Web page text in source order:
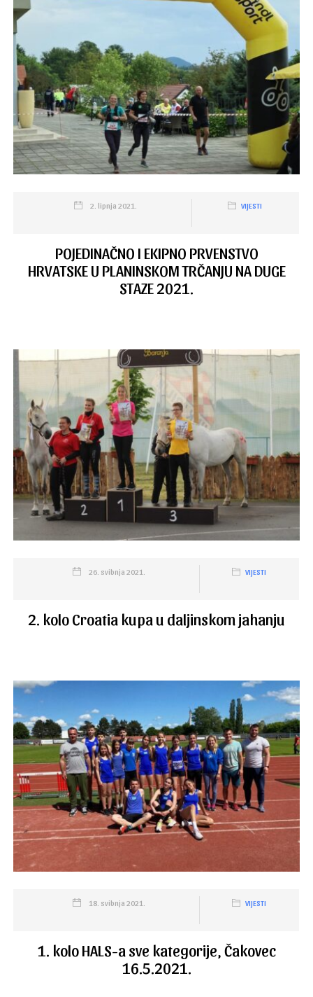
2. lipnja 2021. VIJESTI
POJEDINAČNO I EKIPNO PRVENSTVO
HRVATSKE U PLANINSKOM TRČANJU NA DUGE
STAZE 2021.
26. svibnja 2021. VIJESTI
2. kolo Croatia kupa u daljinskom jahanju
18. svibnja 2021. VIJESTI
1. kolo HALS-a sve kategorije, Čakovec
16.5.2021.